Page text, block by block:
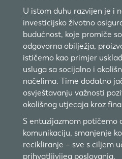
U istom duhu razvijen je i
investicijsko životno
budućnost, koje promiče
odgovorna obilježja,
ističemo kao primjer
usluga sa socijalno i
načelima. Time dodatno
osvještavanju važnosti
okolišnog utjecaja kroz
S entuzijazmom potičemo
komunikaciju, smanjenje
recikliranje – sve s ciljem
prihvatljivijeg poslovanja.